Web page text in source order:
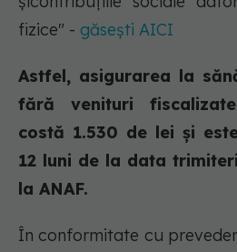
fizice" - găsești AICI
Astfel, asigurarea la
fără venituri
costă 1.530 de lei și
12 luni de la data
la ANAF.
În conformitate cu